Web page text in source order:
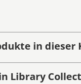
in dieser
Library